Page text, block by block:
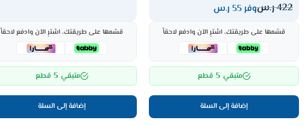
422ر.سوفر 55 ر.س
قسّمها على طريقتك، اشترِ الآن وادفع لاحقاً
متبقي 5 قطع
إضافة إلى السلة
قسّمها على طريقتك، اشترِ الآن وادفع لاحقاً
متبقي 5 قطع
إضافة إلى السلة